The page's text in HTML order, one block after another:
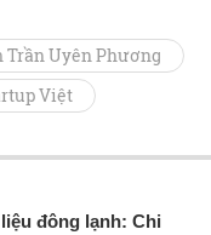
Trần Uyên Phương
Việt
đông lạnh: Chi